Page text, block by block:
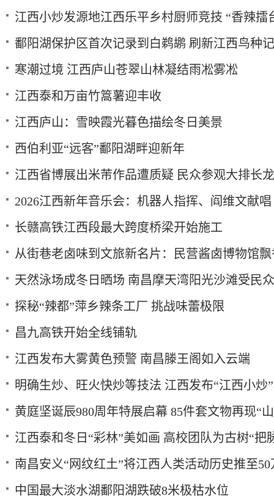
江西小炒发源地江西乐平乡村厨师竞技 “香辣擂
鄱阳湖保护区首次记录到白鹈鹕 刷新江西鸟种
寒潮过境 江西庐山苍翠山林凝结雨凇雾凇
江西泰和万亩竹篙薯迎丰收
江西庐山：雪映霞光暮色描绘冬日美景
西伯利亚“远客”鄱阳湖畔迎新年
江西省博展出米芾作品遭质疑 民众参观大排长龙
2026江西新年音乐会：机器人指挥、阎维文献唱
长赣高铁江西段最大跨度桥梁开始施工
从街巷老卤味到文旅新名片：民营酱卤博物馆
天然泳场成冬日晒场 南昌摩天湾阳光沙滩受民
探秘“辣都”萍乡辣条工厂 挑战味蕾极限
昌九高铁开始全线铺轨
江西发布大雾黄色预警 南昌滕王阁如入云端
明确生炒、旺火快炒等技法 江西发布“江西小炒
黄庭坚诞辰980周年特展启幕 85件套文物再现“
江西泰和冬日“彩林”美如画 高校团队为古树“把
南昌安义“网纹红土”将江西人类活动历史推至50
中国最大淡水湖鄱阳湖跌破8米极枯水位